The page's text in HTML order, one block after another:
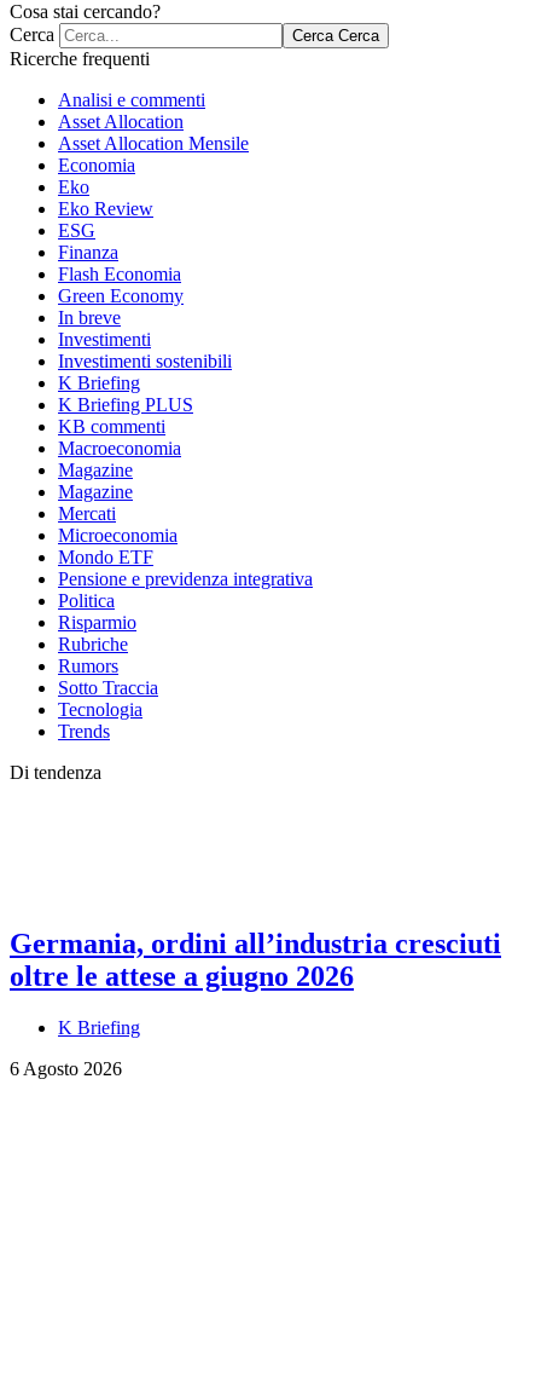
Cosa stai cercando?
Cerca
Cerca Cerca
Ricerche frequenti
Analisi e commenti
Asset Allocation
Asset Allocation Mensile
Economia
Eko
Eko Review
ESG
Finanza
Flash Economia
Green Economy
In breve
Investimenti
Investimenti sostenibili
K Briefing
K Briefing PLUS
KB commenti
Macroeconomia
Magazine
Magazine
Mercati
Microeconomia
Mondo ETF
Pensione e previdenza integrativa
Politica
Risparmio
Rubriche
Rumors
Sotto Traccia
Tecnologia
Trends
Di tendenza
Germania, ordini all’industria cresciuti
oltre le attese a giugno 2026
K Briefing
6 Agosto 2026